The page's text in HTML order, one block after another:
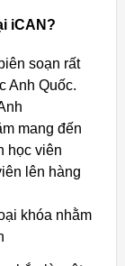
iCAN?
soạn rất
Anh Quốc.
mang đến
học viên
lên hàng
khóa nhằm